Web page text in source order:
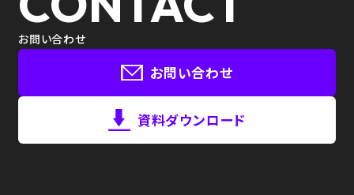
お問い合わせ
お問い合わせ
資料ダウンロード